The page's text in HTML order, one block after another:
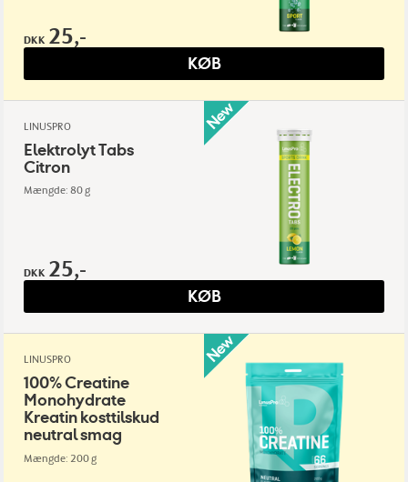
DKK 25,-
KØB
LINUSPRO
Elektrolyt Tabs
Citron
Mængde: 80 g
DKK 25,-
KØB
LINUSPRO
100% Creatine
Monohydrate
Kreatin kosttilskud
neutral smag
Mængde: 200 g